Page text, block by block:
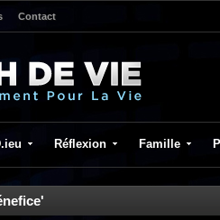
Contact
Réflexion Famille